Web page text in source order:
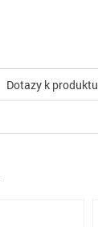
Dotazy k produktu